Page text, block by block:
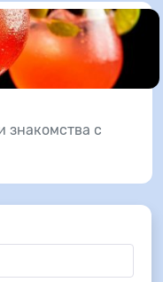
знакомства с